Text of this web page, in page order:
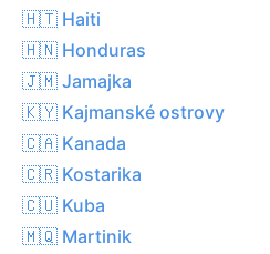
🇭🇹 Haiti
🇭🇳 Honduras
🇯🇲 Jamajka
🇰🇾 Kajmanské ostrovy
🇨🇦 Kanada
🇨🇷 Kostarika
🇨🇺 Kuba
🇲🇶 Martinik